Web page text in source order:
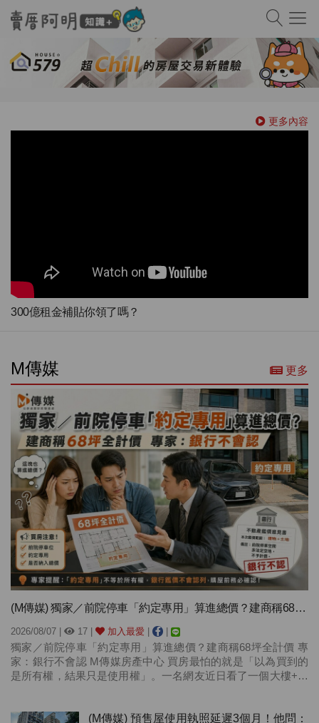
更多內容
300億租金補貼你領了嗎？
M傳媒 更多
(M傳媒) 獨家／前院停車「約定專用」算進總價？建商稱68坪全計...
2026/08/07 | 17 | 加入最愛 | |
獨家／前院停車「約定專用」算進總價？建商稱68坪全計價 專
家：銀行不會認 M傳媒房產中心 買房最怕的就是「以為買到的
是所有權，結果只是使用權」。一名網友近日看了一個大樓+透
地等於68...
(M傳媒) 預售屋使用執照延遲3個月！他問：